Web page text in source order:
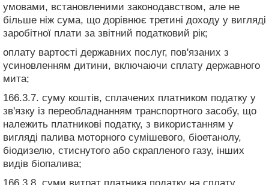
умовами, встановленими законодавством, але не
більше ніж сума, що дорівнює третині доходу у вигляді
заробітної плати за звітний податковий рік;
оплату вартості державних послуг, пов'язаних з
усиновленням дитини, включаючи сплату державного
мита;
166.3.7. суму коштів, сплачених платником податку у
зв'язку із переобладнанням транспортного засобу, що
належить платникові податку, з використанням у
вигляді палива моторного сумішевого, біоетанолу,
біодизелю, стиснутого або скрапленого газу, інших
видів біопалива;
166.3.8. суми витрат платника податку на сплату